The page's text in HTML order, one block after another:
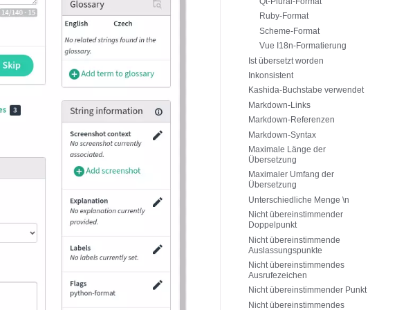
Ruby-Format
Scheme-Format
Vue I18n-Formatierung
Ist übersetzt worden
Inkonsistent
Kashida-Buchstabe verwendet
Markdown-Links
Markdown-Referenzen
Markdown-Syntax
Maximale Länge der
Übersetzung
Maximaler Umfang der
Übersetzung
Unterschiedliche Menge \n
Nicht übereinstimmender
Doppelpunkt
Nicht übereinstimmende
Auslassungspunkte
Nicht übereinstimmendes
Ausrufezeichen
Nicht übereinstimmender Punkt
Nicht übereinstimmendes